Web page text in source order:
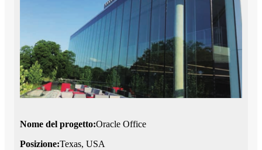
Nome del progetto:Oracle Office
Posizione:Texas, USA